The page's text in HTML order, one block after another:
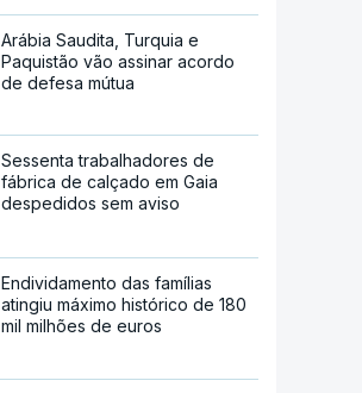
Arábia Saudita, Turquia e
Paquistão vão assinar acordo
de defesa mútua
Sessenta trabalhadores de
fábrica de calçado em Gaia
despedidos sem aviso
Endividamento das famílias
atingiu máximo histórico de 180
mil milhões de euros